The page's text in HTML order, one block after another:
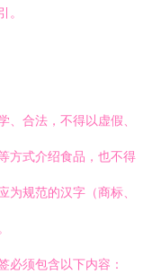
。
、合法，不得以虚假、
方式介绍食品，也不得
为规范的汉字（商标、
必须包含以下内容：